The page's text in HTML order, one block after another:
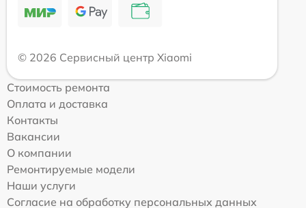
© 2026 Сервисный центр Xiaomi
Стоимость ремонта
Оплата и доставка
Контакты
Вакансии
О компании
Ремонтируемые модели
Наши услуги
Согласие на обработку персональных данных